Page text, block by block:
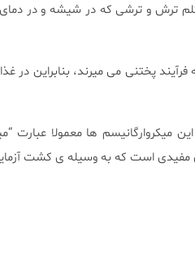
ترش و ترشی که در شیشه و در
فرآیند پختنی می میرند، بنابراین
میکروارگانیسم ها معمولا عبارت
مفیدی است که به وسیله ی کشت